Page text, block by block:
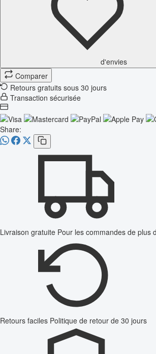
d'envies
Comparer
Retours gratuits sous 30 jours
Transaction sécurisée
Share:
Livraison gratuite Pour les commandes de plus
Retours faciles Politique de retour de 30 jours